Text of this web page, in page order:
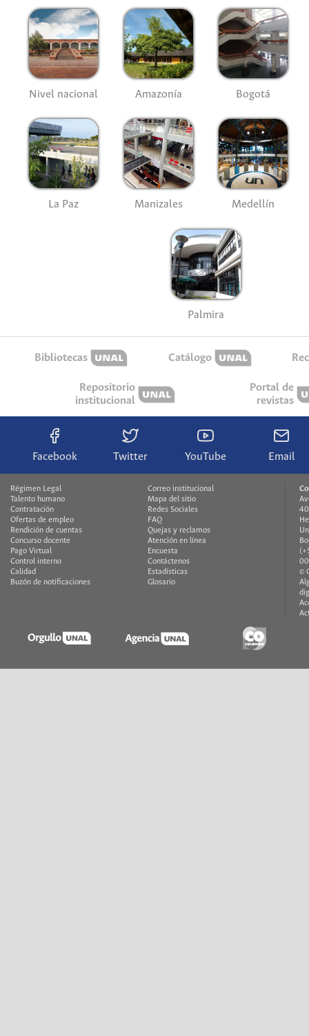
Nivel nacional Amazonía Bogotá
La Paz Manizales Medellín
Palmira
Bibliotecas Catálogo
Repositorio
institucional
Portal de
revistas
Facebook Twitter YouTube Email
Régimen Legal
Talento humano
Contratación
Ofertas de empleo
Rendición de cuentas
Concurso docente
Pago Virtual
Control interno
Calidad
Buzón de notificaciones
Correo institucional
Mapa del sitio
Redes Sociales
FAQ
Quejas y reclamos
Atención en línea
Encuesta
Contáctenos
Estadísticas
Glosario
©